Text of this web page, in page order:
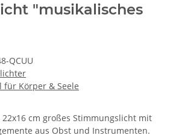
"musikalisches
QCUU
für Körper & Seele
cm großes Stimmungslicht mit
aus Obst und Instrumenten.